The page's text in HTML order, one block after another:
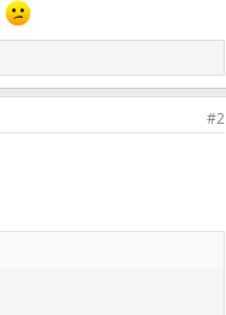
#2